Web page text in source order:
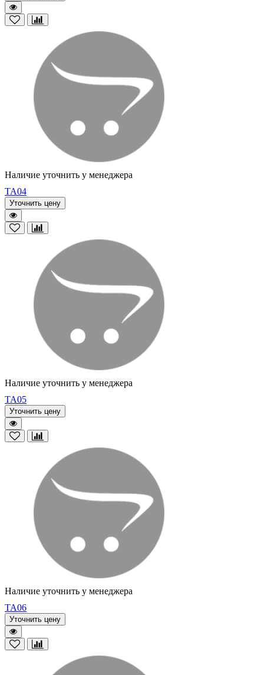
Наличие уточнить у менеджера
TA04
Уточнить цену
Наличие уточнить у менеджера
TA05
Уточнить цену
Наличие уточнить у менеджера
TA06
Уточнить цену